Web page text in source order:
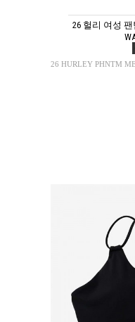
26 헐리 여성
26 HURLEY PHNTM